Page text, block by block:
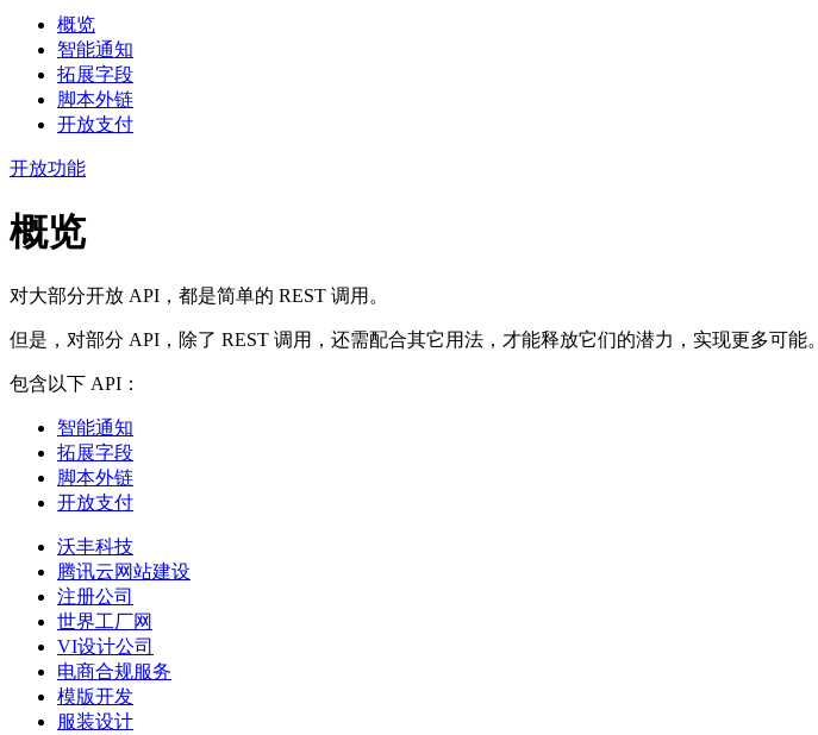
概览
智能通知
拓展字段
脚本外链
开放支付
开放功能
概览
对大部分开放 API，都是简单的 REST 调用。
但是，对部分 API，除了 REST 调用，还需配合其它用法，才能释放它们的潜力，实现更多可能。
包含以下 API：
智能通知
拓展字段
脚本外链
开放支付
沃丰科技
腾讯云网站建设
注册公司
世界工厂网
VI设计公司
电商合规服务
模版开发
服装设计